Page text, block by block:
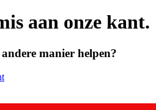
aan onze kant.
manier helpen?